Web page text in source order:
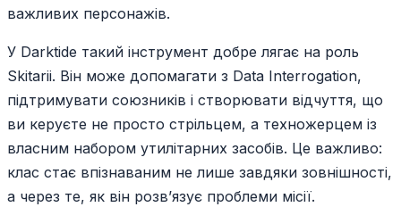
важливих персонажів.
У Darktide такий інструмент добре лягає на роль
Skitarii. Він може допомагати з Data Interrogation,
підтримувати союзників і створювати відчуття, що
ви керуєте не просто стрільцем, а техножерцем із
власним набором утилітарних засобів. Це важливо:
клас стає впізнаваним не лише завдяки зовнішності,
а через те, як він розв’язує проблеми місії.